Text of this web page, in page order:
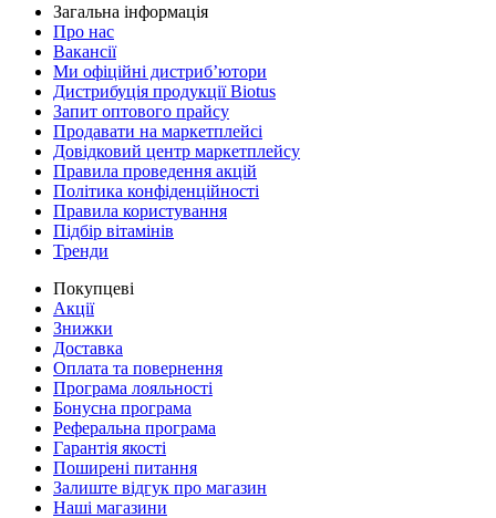
Загальна інформація
Про нас
Вакансії
Ми офіційні дистриб’ютори
Дистрибуція продукції Biotus
Запит оптового прайсу
Продавати на маркетплейсі
Довідковий центр маркетплейсу
Правила проведення акцій
Політика конфіденційності
Правила користування
Підбір вітамінів
Тренди
Покупцеві
Акції
Знижки
Доставка
Оплата та повернення
Програма лояльності
Бонусна програма
Реферальна програма
Гарантія якості
Поширені питання
Залиште відгук про магазин
Наші магазини